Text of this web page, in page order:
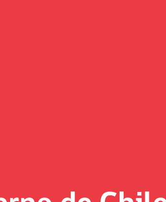
licencia si
que entrega facultades a la
fallo (de la Corte Suprema), se debe
aprobar y que le entrega facultades a